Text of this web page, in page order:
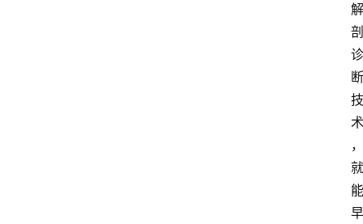
解
剖
诊
断
技
术
，
就
能
早